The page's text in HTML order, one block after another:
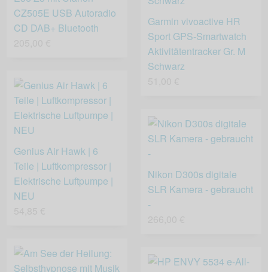
CZ505E USB Autoradio
CD DAB+ Bluetooth
Garmin vivoactive HR
Sport GPS-Smartwatch
Aktivitätentracker Gr. M
Schwarz
Genius Air Hawk | 6
Teile | Luftkompressor |
Elektrische Luftpumpe |
NEU
Nikon D300s digitale
SLR Kamera - gebraucht
-